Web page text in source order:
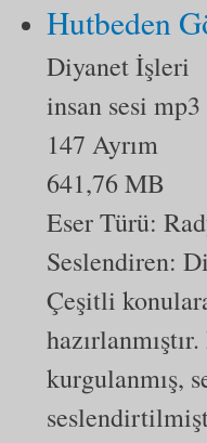
Hutbeden
Diyanet İşleri
insan sesi mp3
147 Ayrım
641,76 MB
Eser Türü:
Seslendiren:
Çeşitli
kurgulanmış,